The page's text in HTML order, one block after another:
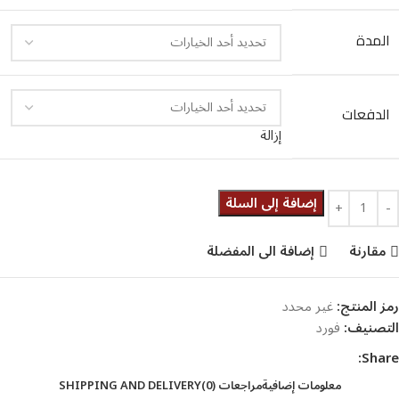
المدة
الدفعات
إزالة
إضافة إلى السلة
مقارنة
إضافة الى المفضلة
رمز المنتج:غير محدد
التصنيف:فورد
Share:
معلومات إضافيةمراجعات (0) SHIPPING AND DELIVERY